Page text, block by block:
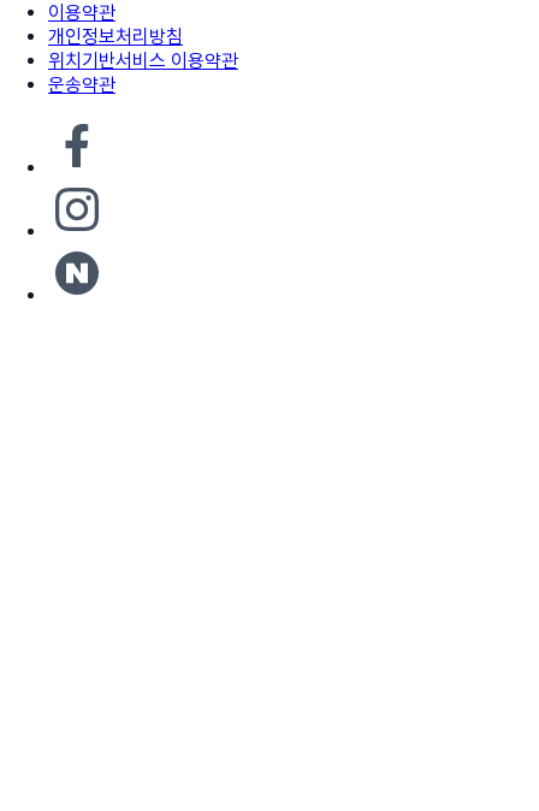
이용약관
개인정보처리방침
위치기반서비스 이용약관
운송약관